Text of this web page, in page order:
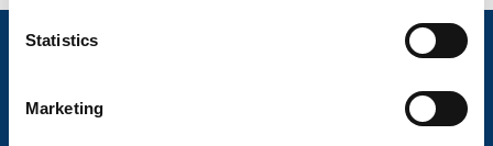
n
Statistics
Marketing
Nyheter